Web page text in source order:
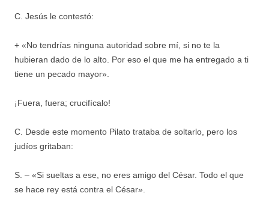
C. Jesús le contestó:
+ «No tendrías ninguna autoridad sobre mí, si no te la
hubieran dado de lo alto. Por eso el que me ha entregado a ti
tiene un pecado mayor».
¡Fuera, fuera; crucifícalo!
C. Desde este momento Pilato trataba de soltarlo, pero los
judíos gritaban:
S. – «Si sueltas a ese, no eres amigo del César. Todo el que
se hace rey está contra el César».